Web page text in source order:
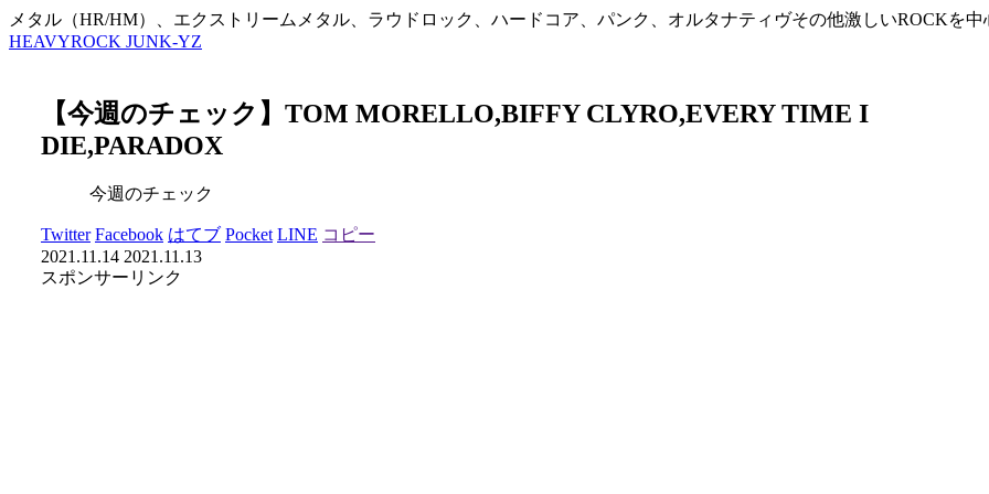
メタル（HR/HM）、エクストリームメタル、ラウドロック、ハードコア、パンク、オルタナティヴその他激しいROCKを
HEAVYROCK JUNK-YZ
【今週のチェック】TOM MORELLO,BIFFY CLYRO,EVERY TIME I
DIE,PARADOX
今週のチェック
Twitter Facebook はてブ Pocket LINE コピー
2021.11.14 2021.11.13
スポンサーリンク